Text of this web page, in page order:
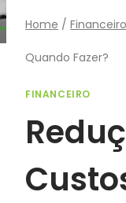
Home / Financeiro
Quando Fazer?
FINANCEIRO